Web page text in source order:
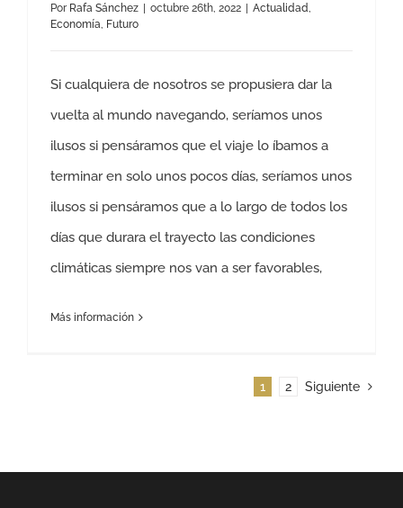
Por Rafa Sánchez octubre 26th, 2022 Actualidad,
Economía, Futuro
Si cualquiera de nosotros se propusiera dar la
vuelta al mundo navegando, seríamos unos
ilusos si pensáramos que el viaje lo íbamos a
terminar en solo unos pocos días, seríamos unos
ilusos si pensáramos que a lo largo de todos los
días que durara el trayecto las condiciones
climáticas siempre nos van a ser favorables,
Más información
1 2 Siguiente